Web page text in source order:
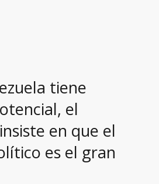
tiene
el
en que el
es el gran